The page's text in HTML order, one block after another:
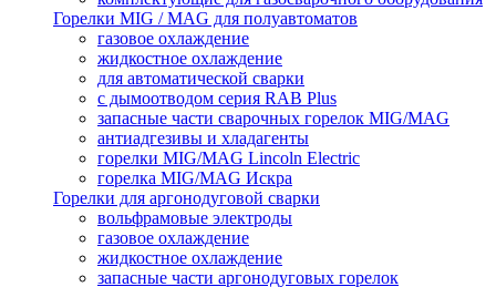
Горелки MIG / MAG для полуавтоматов
газовое охлаждение
жидкостное охлаждение
для автоматической сварки
с дымоотводом серия RAB Plus
запасные части сварочных горелок MIG/MAG
антиадгезивы и хладагенты
горелки MIG/MAG Lincoln Electric
горелка MIG/MAG Искра
Горелки для аргонодуговой сварки
вольфрамовые электроды
газовое охлаждение
жидкостное охлаждение
запасные части аргонодуговых горелок